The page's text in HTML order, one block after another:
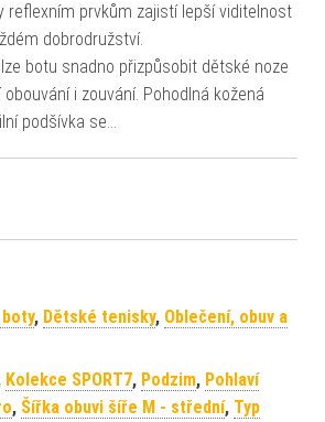
reflexním prvkům zajistí lepší viditelnost
dobrodružství.
botu snadno přizpůsobit dětské noze
i zouvání. Pohodlná kožená
podšívka se…
, Dětské tenisky, Oblečení, obuv a
Kolekce SPORT7, Podzim, Pohlaví
, Šířka obuvi šíře M - střední, Typ